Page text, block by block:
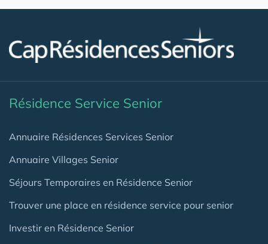
Résidence Service Senior
Annuaire Résidences Services Senior
Annuaire Villages Senior
Séjours Temporaires en Résidence Senior
Trouver une place en résidence service pour senior
Investir en Résidence Senior